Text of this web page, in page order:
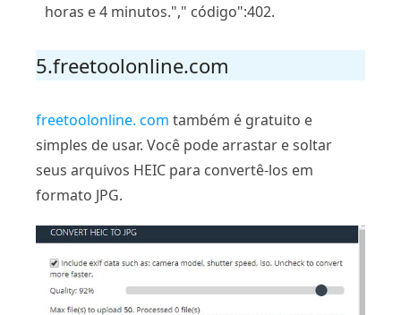
horas e 4 minutos."," código":402.
5.freetoolonline.com
freetoolonline. com também é gratuito e
simples de usar. Você pode arrastar e soltar
seus arquivos HEIC para convertê-los em
formato JPG.